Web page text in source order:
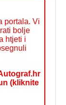
portala. Vi
bolje
htjeti i
(kliknite